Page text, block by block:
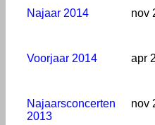
Najaar 2014
nov
Voorjaar 2014
apr
Najaarsconcerten
2013
nov